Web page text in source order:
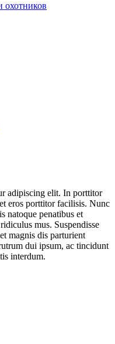
охотников
adipiscing elit. In porttitor
eros porttitor facilisis. Nunc
natoque penatibus et
mus. Suspendisse
magnis dis parturient
dui ipsum, ac tincidunt
interdum.